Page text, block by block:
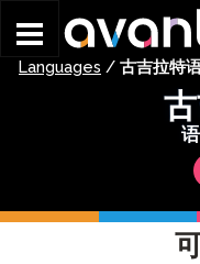
Languages / 古吉拉特